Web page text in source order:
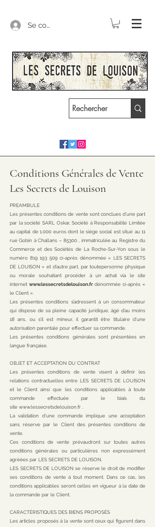
Se connecter
Conditions Générales de Vente
Les Secrets de Louison
PREAMBULE
Les présentes conditions de vente sont conclues d’une part
par la société SARL Oskar, Société à Responsabilité Limitée
au capital de 1.000 euros dont le siège social est situé au 11
rue Gobin à Challans – 85300 , immatriculée au Registre du
Commerce et des Sociétés de La Roche-Sur-Yon sous le
numéro 819 193 509ci-après dénommée « LES SECRETS
DE LOUISON » et d’autre part, par toutepersonne physique
ou morale souhaitant procéder à un achat via le site
internet www.lessecretsdelouison.fr dénommée ci-après «
le Client ».
Les présentes conditions s’adressent à un consommateur
qui dispose de sa pleine capacité juridique, âgé d’au moins
18 ans, ou s’il est mineur, il garantit être titulaire d’une
autorisation parentale pour effectuer sa commande.
Les présentes conditions générales sont présentées en
langue française.
OBJET ET ACCEPTATION DU CONTRAT
Les présentes conditions de vente visent à définir les
relations contractuelles entre LES SECRETS DE LOUISON
et le Client ainsi que les conditions applicables à toute
commande effectuée par le biais du
site www.lessecretsdelouison.fr
La validation d’une commande implique une acceptation
sans réserve par le Client des présentes conditions de
vente.
Ces conditions de vente prévaudront sur toutes autres
conditions générales ou particulières non expressément
agréées par LES SECRETS DE LOUISON.
LES SECRETS DE LOUISON se réserve le droit de modifier
ses conditions de vente à tout moment. Dans ce cas, les
conditions applicables seront celles en vigueur à la date de
la commande par le Client.
CARACTÉRISTIQUES DES BIENS PROPOSÉS
Les articles proposés à la vente sont ceux qui figurent dans